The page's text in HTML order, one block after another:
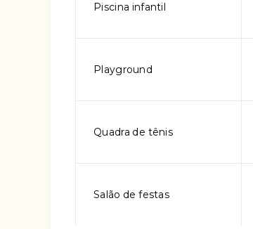
Piscina infantil
Playground
Quadra de tênis
Salão de festas